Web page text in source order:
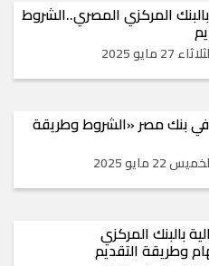
المركزي المصري..الشروط
بنك مصر «الشروط وطريقة
بالبنك المركزي
وطريقة التقديم